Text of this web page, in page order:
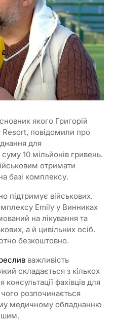
якого Григорій
Resort, повідомили про
для
суму 10 мільйонів гривень.
отримати
базі комплексу.
підтримує військових.
Emily у Винниках
на лікування та
а й цивільних осіб.
безкоштовно.
важливість
складається з кількох
фахівців для
чого розпочинається
медичному обладнанню